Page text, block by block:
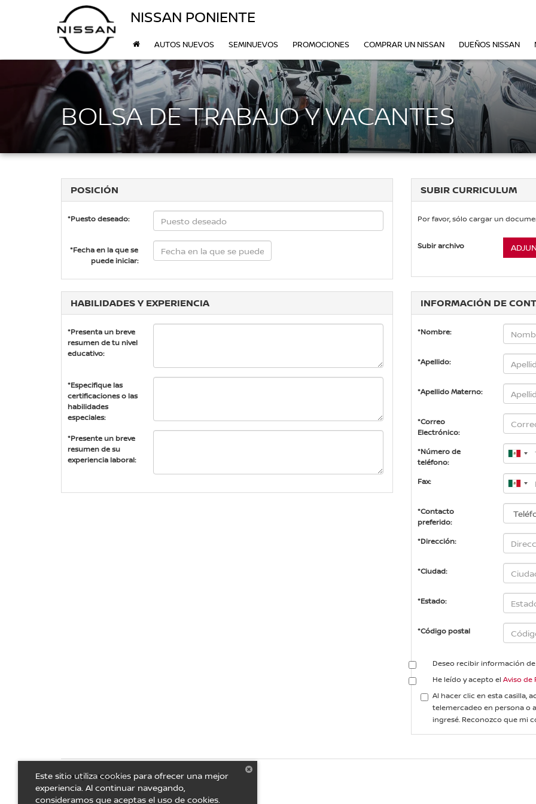
NISSAN PONIENTE
AUTOS NUEVOS SEMINUEVOS PROMOCIONES COMPRAR UN NISSAN DUEÑOS NISSAN
BOLSA DE TRABAJO Y VACANTES
POSICIÓN
*Puesto deseado:
*Fecha en la que se
puede iniciar:
SUBIR CURRICULUM
Por favor, sólo cargar un
Subir archivo
HABILIDADES Y EXPERIENCIA
*Presenta un breve
resumen de tu nivel
educativo:
*Especifique las
certificaciones o las
habilidades
especiales:
*Presente un breve
resumen de su
experiencia laboral:
INFORMACIÓN DE
*Nombre:
*Apellido:
*Apellido Materno:
*Correo
Electrónico:
*Número de
teléfono:
Fax:
*Contacto
preferido:
*Dirección:
*Ciudad:
*Estado:
*Código postal
Deseo recibir información
He leído y acepto el Aviso de
Al hacer clic en esta casilla,
telemercadeo en persona o
ingresé. Reconozco que mi
* Campo obligatorio
Este sitio utiliza cookies para ofrecer una mejor
experiencia. Al continuar navegando,
consideramos que aceptas el uso de cookies.